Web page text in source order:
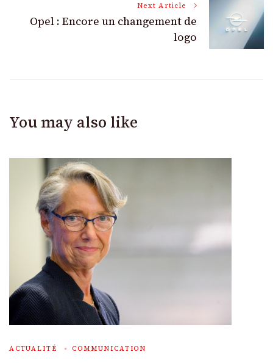
Next Article
Opel : Encore un changement de
logo
You may also like
ACTUALITÉ COMMUNICATION